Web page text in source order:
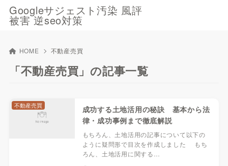
Googleサジェスト汚染 風評
被害 逆seo対策
HOME 不動産売買
「不動産売買」の記事一覧
成功する土地活用の秘訣 基本から法
律・成功事例まで徹底解説
もちろん、土地活用の記事について以下の
ように疑問形で目次を作成しました もち
ろん、土地活用に関する…
不動産売買